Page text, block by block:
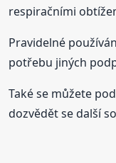
respiračními
Pravidelné
potřebu jiných
Také se můžete
dozvědět se další